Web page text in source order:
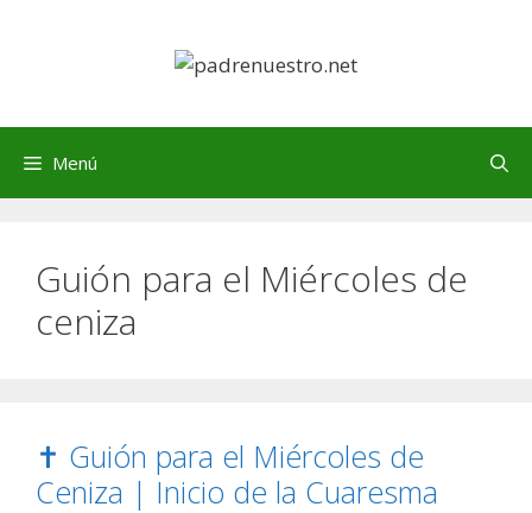
Menú
Guión para el Miércoles de
ceniza
✝️ Guión para el Miércoles de
Ceniza | Inicio de la Cuaresma